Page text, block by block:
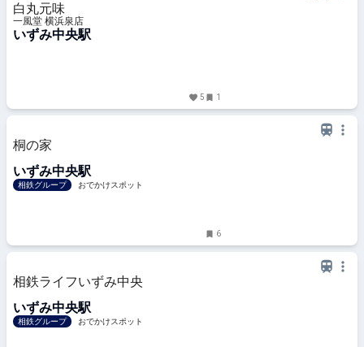
白丸元味
一風堂 横浜泉店
いずみ中央駅
5 1
桐の家
いずみ中央駅
相鉄グループ おでかけスポット
6
相鉄ライフいずみ中央
いずみ中央駅
相鉄グループ おでかけスポット